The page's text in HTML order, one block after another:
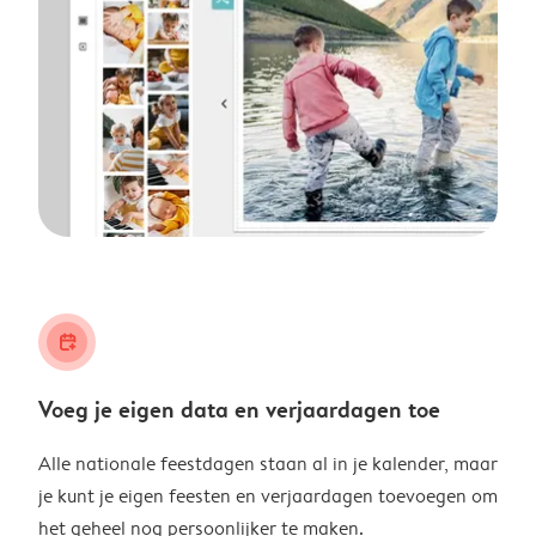
calendar_plus
Voeg je eigen data en verjaardagen toe
Alle nationale feestdagen staan al in je kalender, maar
je kunt je eigen feesten en verjaardagen toevoegen om
het geheel nog persoonlijker te maken.